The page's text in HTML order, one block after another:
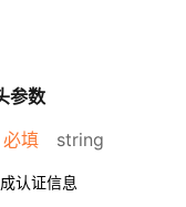
参数
必填 string
认证信息